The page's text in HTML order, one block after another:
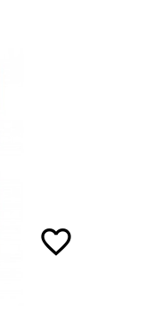
favorite_border